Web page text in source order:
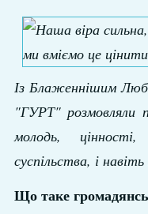
Із Блаженнішим
"ГУРТ" розмовляли
молодь,
суспільства, і
Що таке